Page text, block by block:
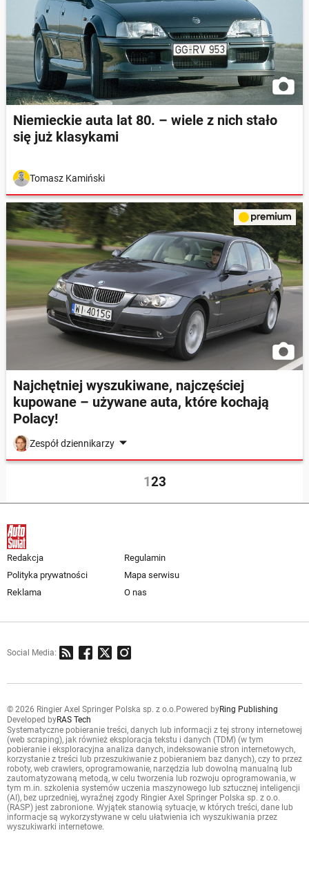
Niemieckie auta lat 80. – wiele z nich stało
się już klasykami
Tomasz Kamiński
Najchętniej wyszukiwane, najczęściej
kupowane – używane auta, które kochają
Polacy!
Zespół dziennikarzy
123
Redakcja
Regulamin
Polityka prywatności
Mapa serwisu
Reklama
O nas
Social Media:
© 2026 Ringier Axel Springer Polska sp. z o.o.Powered byRing Publishing
Developed byRAS Tech
Systematyczne pobieranie treści, danych lub informacji z tej strony internetowej
(web scraping), jak również eksploracja tekstu i danych (TDM) (w tym
pobieranie i eksploracyjna analiza danych, indeksowanie stron internetowych,
korzystanie z treści lub przeszukiwanie z pobieraniem baz danych), czy to przez
roboty, web crawlers, oprogramowanie, narzędzia lub dowolną manualną lub
zautomatyzowaną metodą, w celu tworzenia lub rozwoju oprogramowania, w
tym m.in. szkolenia systemów uczenia maszynowego lub sztucznej inteligencji
(AI), bez uprzedniej, wyraźnej zgody Ringier Axel Springer Polska sp. z o.o.
(RASP) jest zabronione. Wyjątek stanowią sytuacje, w których treści, dane lub
informacje są wykorzystywane w celu ułatwienia ich wyszukiwania przez
wyszukiwarki internetowe.